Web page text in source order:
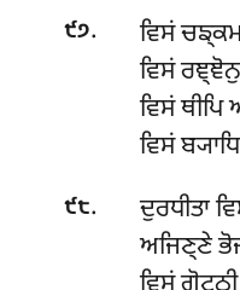
੯੭. ਵਿਸਂ
ਵਿਸਂ
ਵਿਸਂ ਥੀਪਿ
ਵਿਸਂ
੯੮. ਦੁਰਧੀਤਾ
ਅਜਿਣ੍ਣੇ